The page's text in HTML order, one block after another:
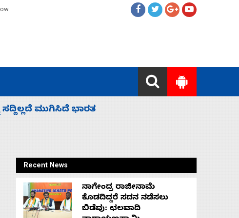
ಮುಳುಗಡೆ; ಎಲ್ಲಾ 13 ಭಾರತೀಯ ನಾವಿಕರ
Recent News
ನಾಗೇಂದ್ರ ರಾಜೀನಾಮೆ
ಕೊಡದಿದ್ದರೆ ಸದನ ನಡೆಸಲು
ಬಿಡೆವು: ಛಲವಾದಿ